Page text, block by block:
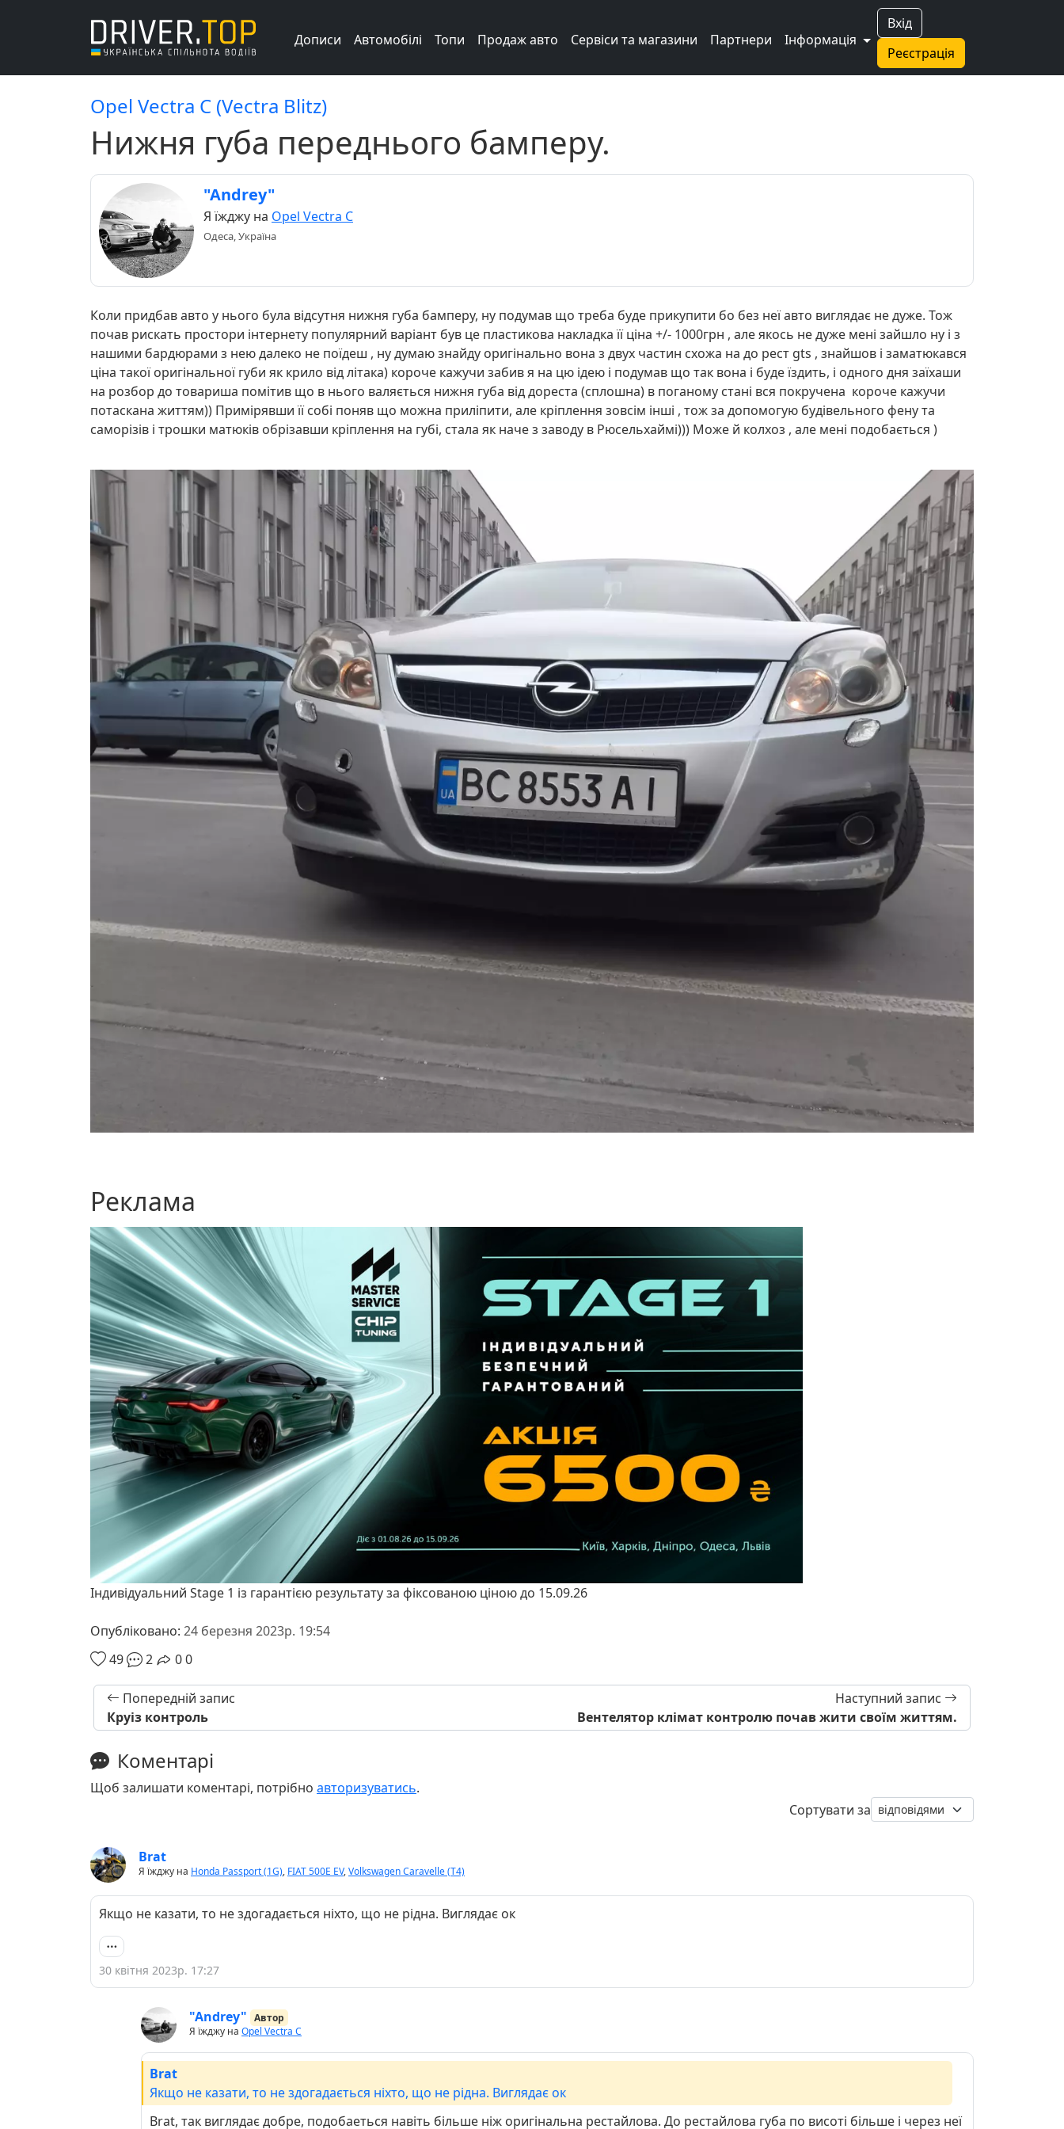
Вхід
Реєстрація
Дописи Автомобілі Топи Продаж авто Сервіси та магазини Партнери Інформація
Opel Vectra C (Vectra Blitz)
Нижня губа переднього бамперу.
"Andrey"
Я їжджу на Opel Vectra C
Одеса, Україна
Коли придбав авто у нього була відсутня нижня губа бамперу, ну подумав що треба буде прикупити бо без неї авто виглядає не дуже. Тож
почав рискать простори інтернету популярний варіант був це пластикова накладка її ціна +/- 1000грн , але якось не дуже мені зайшло ну і з
нашими бардюрами з нею далеко не поїдеш , ну думаю знайду оригінально вона з двух частин схожа на до рест gts , знайшов і заматюкався
ціна такої оригінальної губи як крило від літака) короче кажучи забив я на цю ідею і подумав що так вона і буде їздить, і одного дня заїхаши
на розбор до товариша помітив що в нього валяється нижня губа від дореста (сплошна) в поганому стані вся покручена короче кажучи
потаскана життям)) Примірявши її собі поняв що можна приліпити, але кріплення зовсім інші , тож за допомогую будівельного фену та
саморізів і трошки матюків обрізавши кріплення на губі, стала як наче з заводу в Рюсельхаймі))) Може й колхоз , але мені подобається )
Реклама
Індивідуальний Stage 1 із гарантією результату за фіксованою ціною до 15.09.26
Опубліковано: 24 березня 2023р. 19:54
49
2 00
Попередній запис
Круіз контроль
Наступний запис
Вентелятор клімат контролю почав жити своїм життям.
Коментарі
Щоб залишати коментарі, потрібно авторизуватись.
Сортувати за
Brat
Я їжджу на Honda Passport (1G), FIAT 500E EV,Volkswagen Caravelle (T4)
Якщо не казати, то не здогадається ніхто, що не рідна. Виглядає ок
30 квітня 2023р. 17:27
"Andrey" Автор
Я їжджу на Opel Vectra C
Brat
Якщо не казати, то не здогадається ніхто, що не рідна. Виглядає ок
Brat, так виглядає добре, подобаеться навіть більше ніж оригінальна рестайлова. До рестайлова губа по висоті більше і через неї